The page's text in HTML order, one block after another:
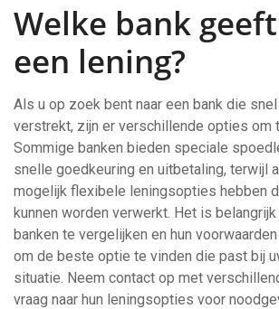
Welke bank
een lening?
Als u op zoek bent naar een bank die
verstrekt, zijn er verschillende opties om
Sommige banken bieden speciale
snelle goedkeuring en uitbetaling, terwijl
mogelijk flexibele leningsopties hebben
kunnen worden verwerkt. Het is
banken te vergelijken en hun
om de beste optie te vinden die past bij
situatie. Neem contact op met
vraag naar hun leningsopties voor